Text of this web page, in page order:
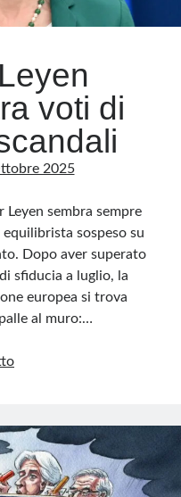
in quanto viene aggiornato
è responsabile di quanto
comunque cancellati quelli
di terzi, di genere spam,
al rispetto delle norme sulla
sono tratte da Internet e, pertanto,
responsabile dei siti collegati
voti di
2025
Leyen sembra sempre
sospeso su
Dopo aver superato
sfiducia a luglio, la
europea si trova
al muro:…
Von
assediata
voti
di